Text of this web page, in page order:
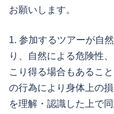
お願いします。
1. 参加するツアーが自
り、自然による危険性
こり得る場合もあるこ
の行為により身体上の
を理解・認識した上で